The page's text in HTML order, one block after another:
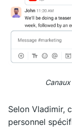
Selon Vladimir,
personnel